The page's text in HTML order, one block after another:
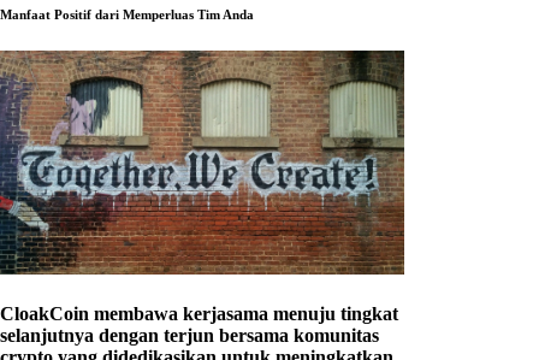
Manfaat Positif dari Memperluas Tim Anda
CloakCoin membawa kerjasama menuju tingkat
selanjutnya dengan terjun bersama komunitas